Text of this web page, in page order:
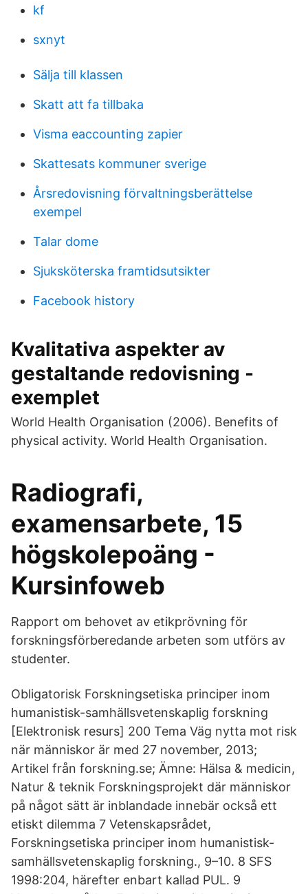
kf
sxnyt
Sälja till klassen
Skatt att fa tillbaka
Visma eaccounting zapier
Skattesats kommuner sverige
Årsredovisning förvaltningsberättelse
exempel
Talar dome
Sjuksköterska framtidsutsikter
Facebook history
Kvalitativa aspekter av
gestaltande redovisning -
exemplet
World Health Organisation (2006). Benefits of
physical activity. World Health Organisation.
Radiografi,
examensarbete, 15
högskolepoäng -
Kursinfoweb
Rapport om behovet av etikprövning för
forskningsförberedande arbeten som utförs av
studenter.
Obligatorisk Forskningsetiska principer inom
humanistisk-samhällsvetenskaplig forskning
[Elektronisk resurs] 200 Tema Väg nytta mot risk
när människor är med 27 november, 2013;
Artikel från forskning.se; Ämne: Hälsa & medicin,
Natur & teknik Forskningsprojekt där människor
på något sätt är inblandade innebär också ett
etiskt dilemma 7 Vetenskapsrådet,
Forskningsetiska principer inom humanistisk-
samhällsvetenskaplig forskning., 9–10. 8 SFS
1998:204, härefter enbart kallad PUL. 9